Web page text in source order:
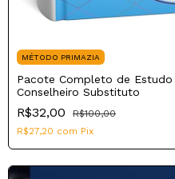
MÉTODO PRIMAZIA
Pacote Completo de Estudo
Conselheiro Substituto
R$32,00
R$100,00
R$27,20 com Pix